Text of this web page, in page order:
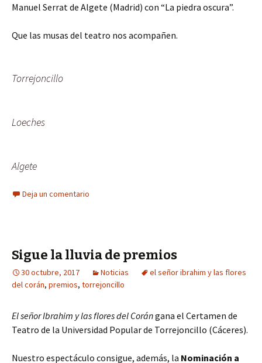
Manuel Serrat de Algete (Madrid) con “La piedra oscura”.
Que las musas del teatro nos acompañen.
Torrejoncillo
Loeches
Algete
Deja un comentario
Sigue la lluvia de premios
30 octubre, 2017 Noticias
el señor ibrahim y las flores
del corán, premios, torrejoncillo
El señor Ibrahim y las flores del Corángana el Certamen de
Teatro de la Universidad Popular de Torrejoncillo (Cáceres).
Nuestro espectáculo consigue, además, la Nominación a